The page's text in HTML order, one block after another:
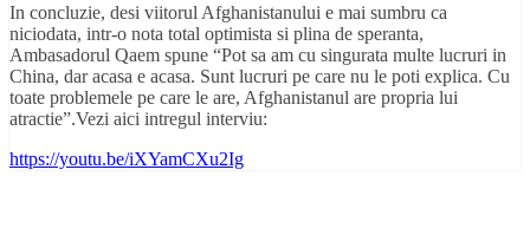
In concluzie, desi viitorul Afghanistanului e mai sumbru ca
niciodata, intr-o nota total optimista si plina de speranta,
Ambasadorul Qaem spune “Pot sa am cu singurata multe lucruri in
China, dar acasa e acasa. Sunt lucruri pe care nu le poti explica. Cu
toate problemele pe care le are, Afghanistanul are propria lui
atractie”.Vezi aici intregul interviu:
https://youtu.be/iXYamCXu2Ig